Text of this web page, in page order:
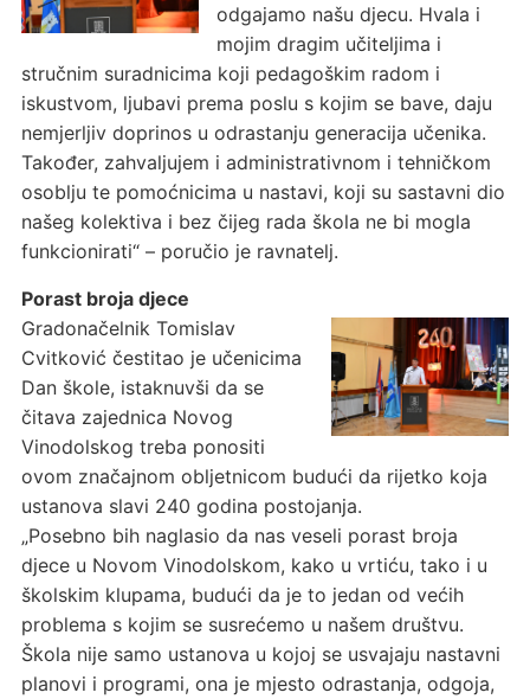
odgajamo našu djecu. Hvala i
mojim dragim učiteljima i
stručnim suradnicima koji pedagoškim radom i
iskustvom, ljubavi prema poslu s kojim se bave, daju
nemjerljiv doprinos u odrastanju generacija učenika.
Također, zahvaljujem i administrativnom i tehničkom
osoblju te pomoćnicima u nastavi, koji su sastavni dio
našeg kolektiva i bez čijeg rada škola ne bi mogla
funkcionirati“ – poručio je ravnatelj.
Porast broja djece
Gradonačelnik Tomislav
Cvitković čestitao je učenicima
Dan škole, istaknuvši da se
čitava zajednica Novog
Vinodolskog treba ponositi
ovom značajnom obljetnicom budući da rijetko koja
ustanova slavi 240 godina postojanja.
„Posebno bih naglasio da nas veseli porast broja
djece u Novom Vinodolskom, kako u vrtiću, tako i u
školskim klupama, budući da je to jedan od većih
problema s kojim se susrećemo u našem društvu.
Škola nije samo ustanova u kojoj se usvajaju nastavni
planovi i programi, ona je mjesto odrastanja, odgoja,